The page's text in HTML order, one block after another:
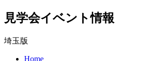
見学会イベント情報
埼玉版
Home